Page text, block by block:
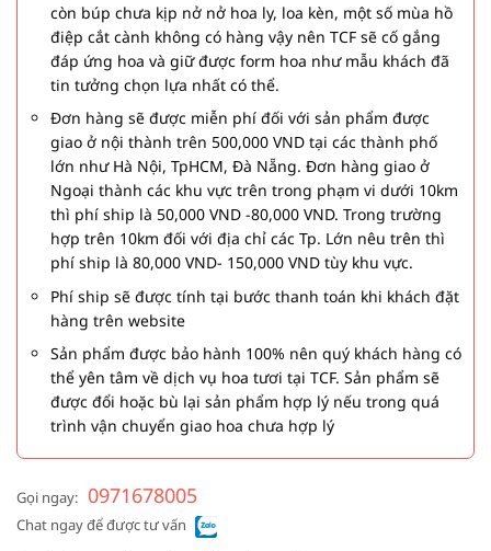
còn búp chưa kịp nở nở hoa ly, loa kèn, một số mùa hồ
điệp cắt cành không có hàng vậy nên TCF sẽ cố gắng
đáp ứng hoa và giữ được form hoa như mẫu khách đã
tin tưởng chọn lựa nhất có thể.
Đơn hàng sẽ được miễn phí đối với sản phẩm được
giao ở nội thành trên 500,000 VND tại các thành phố
lớn như Hà Nội, TpHCM, Đà Nẵng. Đơn hàng giao ở
Ngoại thành các khu vực trên trong phạm vi dưới 10km
thì phí ship là 50,000 VND -80,000 VND. Trong trường
hợp trên 10km đối với địa chỉ các Tp. Lớn nêu trên thì
phí ship là 80,000 VND- 150,000 VND tùy khu vực.
Phí ship sẽ được tính tại bước thanh toán khi khách đặt
hàng trên website
Sản phẩm được bảo hành 100% nên quý khách hàng có
thể yên tâm về dịch vụ hoa tươi tại TCF. Sản phẩm sẽ
được đổi hoặc bù lại sản phẩm hợp lý nếu trong quá
trình vận chuyển giao hoa chưa hợp lý
Gọi ngay: 0971678005
Chat ngay để được tư vấn